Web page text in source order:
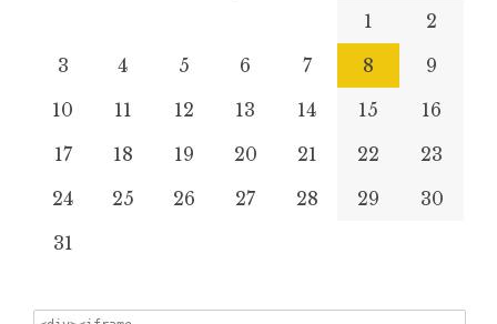
1
2
3
4 5 6 7 8
9
10
11 12 13 14 15
16
17
18 19 20 21 22
23
24
25 26 27 28 29
30
31